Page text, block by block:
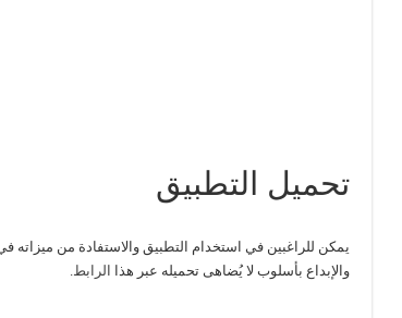
تحميل التطبيق
يمكن للراغبين في استخدام التطبيق والاستفادة من
والإبداع بأسلوب لا يُضاهى تحميله عبر هذا
الرابط.